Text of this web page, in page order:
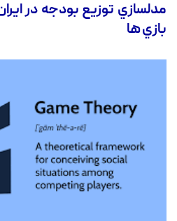
مدلسازي توزيع بودجه در
بازي ها